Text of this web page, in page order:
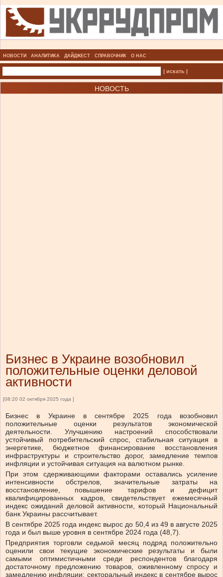
НОВОСТИ АНАЛИТИКА ДАЙДЖЕСТ СПРАВОЧНИК О НАС
| искать |
НОВОСТЬ
Бизнес в Украине возобновил
положительные оценки деловой
активности
[08:20 02 октября 2025 года ]
Бизнес в Украине в сентябре 2025 года возобновил
положительные оценки результатов экономической
деятельности. Улучшению настроений способствовали
устойчивый потребительский спрос, стабильная ситуация в
энергетике, бюджетное финансирование восстановления
инфраструктуры и строительство дорог, замедление темпов
инфляции и устойчивая ситуация на валютном рынке.
При этом сдерживающими факторами оставались усиление
интенсивности обстрелов, значительные затраты на
восстановление, повышение тарифов и дефицит
квалифицированных кадров, свидетельствует ежемесячный
индекс ожиданий деловой активности, который Национальный
банк Украины рассчитывает.
В сентябре 2025 года индекс вырос до 50,4 из 49 в августе 2025
года и был выше уровня в сентябре 2024 года (48,7).
Предприятия торговли седьмой месяц подряд положительно
оценили свои текущие экономические результаты и были
самыми оптимистичными среди респондентов благодаря
достаточному предложению товаров, оживленному спросу и
замедлению инфляции: секторальный индекс в сентябре вырос